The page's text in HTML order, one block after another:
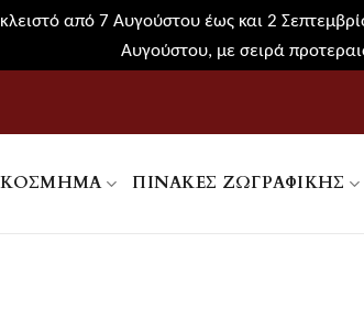
από 7 Αυγούστου έως και 2
Αυγούστου, με σειρά
ΚΌΣΜΗΜΑ ΠΊΝΑΚΕΣ ΖΩΓΡΑΦΙΚΉΣ